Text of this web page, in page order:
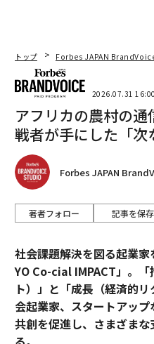
トップ Forbes JAPAN
2026.07.31 16:00
アフリカの農村の
戦者が手にした「次
Forbes JAPAN
著者フォロー 記事を保存
社会課題解決を図る起業
YO Co-cial IMPACT」。
ト）」と「成長（経済的
会起業家、スタートアッ
共創を促進し、さまざま